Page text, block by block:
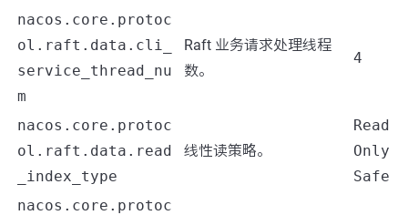
nacos.core.protoc
ol.raft.data.cli_
service_thread_nu
m
Raft 业务请求处理线程
数。
4
nacos.core.protoc
ol.raft.data.read
_index_type
线性读策略。
Read
Only
Safe
nacos.core.protoc